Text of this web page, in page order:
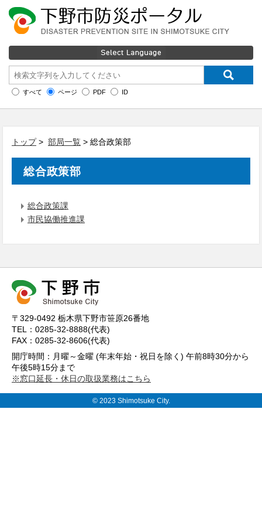
すべて ページ PDF ID
トップ> 部局一覧 > 総合政策部
総合政策部
総合政策課
市民協働推進課
〒329-0492 栃木県下野市笹原26番地
TEL：0285-32-8888(代表)
FAX：0285-32-8606(代表)
開庁時間：月曜～金曜 (年末年始・祝日を除く) 午前8時30分から
午後5時15分まで
※窓口延長・休日の取扱業務はこちら
© 2023 Shimotsuke City.